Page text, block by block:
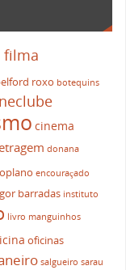
filma
roxo botequins
cinema
donana
encouraçado
barradas instituto
livro manguinhos
oficinas
salgueiro sarau